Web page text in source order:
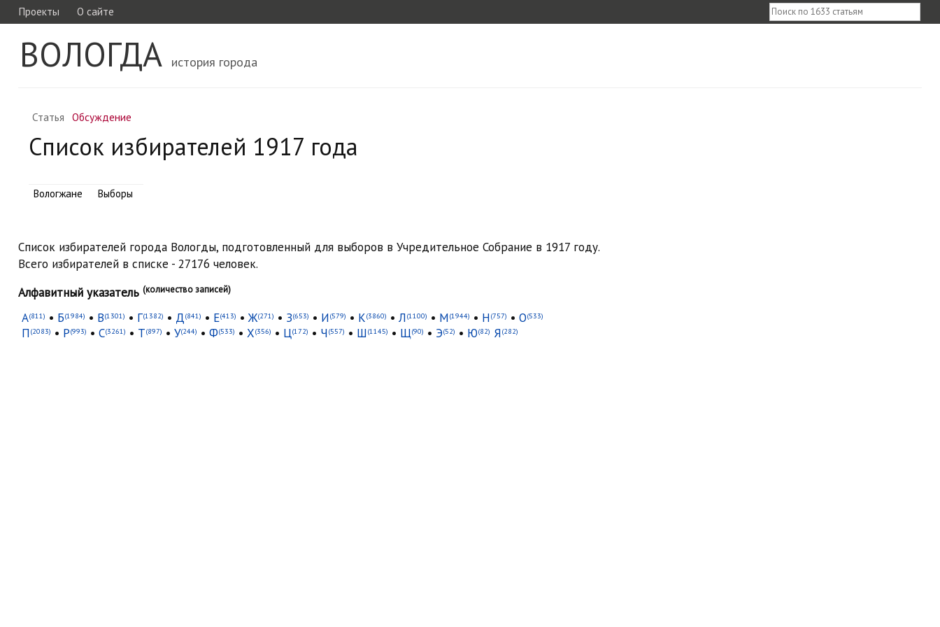
Проекты О сайте
ВОЛОГДА история города
Статья Обсуждение
Список избирателей 1917 года
Вологжане Выборы
Список избирателей города Вологды, подготовленный для выборов в Учредительное Собрание в 1917 году.
Всего избирателей в списке - 27176 человек.
Алфавитный указатель (количество записей)
А(811) • Б(1984) • В(1301) • Г(1382) • Д(841) • Е(413) •Ж(271) • З(653) • И(579) • К(3860) • Л(1100) • М(1944) • Н(757) • О(533)
П(2083) • Р(993) • С(3261) • Т(897) • У(244) • Ф(533) • Х(356) • Ц(172) • Ч(557) • Ш(1145) • Щ(90) • Э(52) • Ю(82) Я(282)